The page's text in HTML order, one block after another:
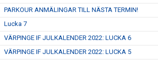
PARKOUR ANMÄLINGAR TILL NÄSTA TERMIN!
Lucka 7
VÄRPINGE IF JULKALENDER 2022: LUCKA 6
VÄRPINGE IF JULKALENDER 2022: LUCKA 5